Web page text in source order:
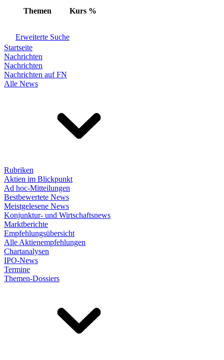
Themen Kurs %
Erweiterte Suche
Startseite
Nachrichten
Nachrichten
Nachrichten auf FN
Alle News
Rubriken
Aktien im Blickpunkt
Ad hoc-Mitteilungen
Bestbewertete News
Meistgelesene News
Konjunktur- und Wirtschaftsnews
Marktberichte
Empfehlungsübersicht
Alle Aktienempfehlungen
Chartanalysen
IPO-News
Termine
Themen-Dossiers